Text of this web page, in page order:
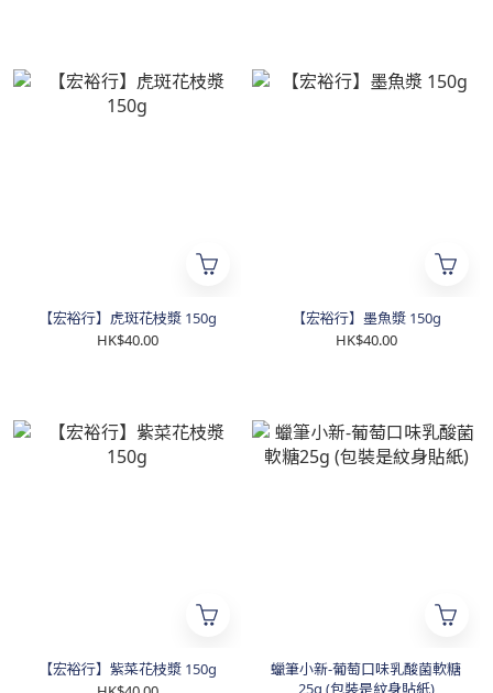
【宏裕行】虎斑花枝漿 150g
HK$40.00
【宏裕行】墨魚漿 150g
HK$40.00
【宏裕行】紫菜花枝漿 150g
蠟筆小新-葡萄口味乳酸菌軟糖
25g (包裝是紋身貼紙)